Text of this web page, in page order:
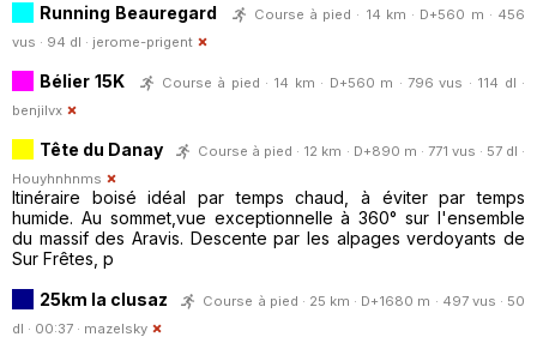
Running Beauregard
Course à pied · 14 km · D+560 m · 456
vus · 94 dl · jerome-prigent
Bélier 15K
Course à pied · 14 km · D+560 m · 796 vus · 114 dl ·
benjilvx
Tête du Danay
Course à pied · 12 km · D+890 m · 771 vus · 57 dl ·
Houyhnhnms
Itinéraire boisé idéal par temps chaud, à éviter par temps
humide. Au sommet,vue exceptionnelle à 360° sur l'ensemble
du massif des Aravis. Descente par les alpages verdoyants de
Sur Frêtes, p
25km la clusaz
Course à pied · 25 km · D+1680 m · 497 vus · 50
dl · 00:37 · mazelsky